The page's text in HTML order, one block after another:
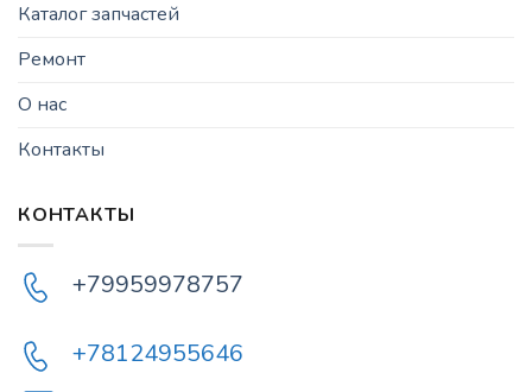
Каталог запчастей
Ремонт
О нас
Контакты
КОНТАКТЫ
+79959978757
+78124955646